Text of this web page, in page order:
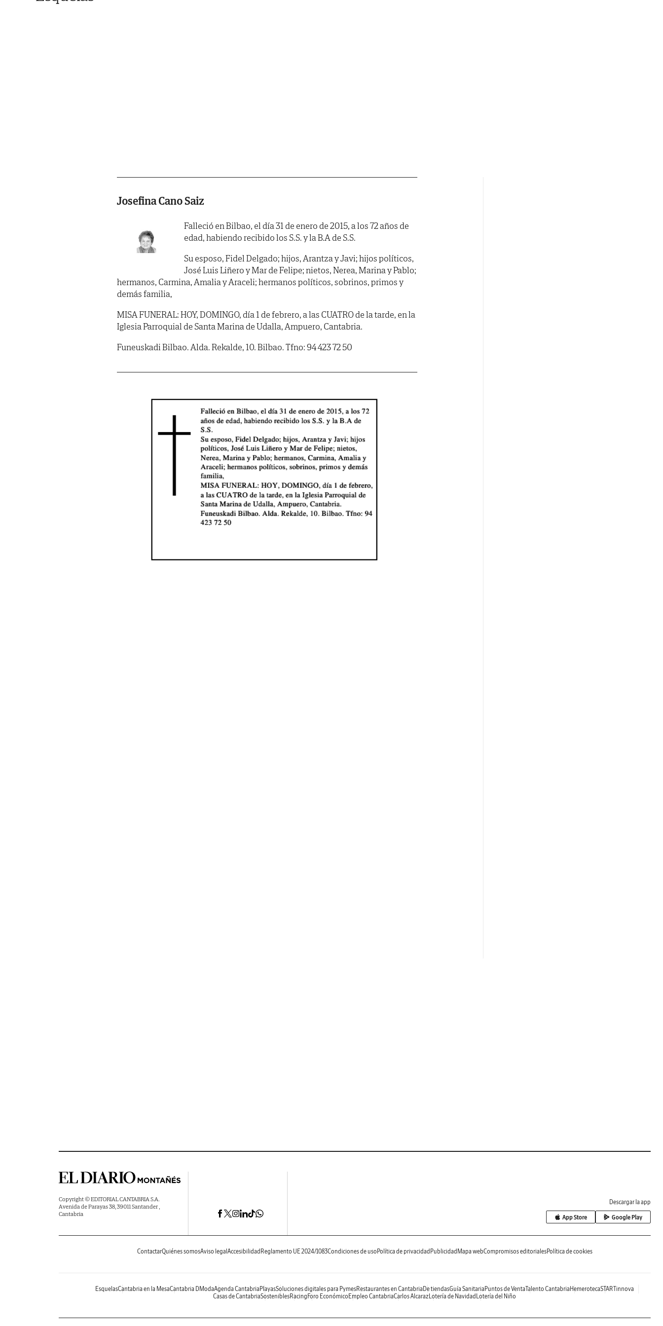
Josefina Cano Saiz
Falleció en Bilbao, el día 31 de enero de 2015, a los 72 años de
edad, habiendo recibido los S.S. y la B.A de S.S.
Su esposo, Fidel Delgado; hijos, Arantza y Javi; hijos políticos,
José Luis Liñero y Mar de Felipe; nietos, Nerea, Marina y Pablo;
hermanos, Carmina, Amalia y Araceli; hermanos políticos, sobrinos, primos y
demás familia,
MISA FUNERAL: HOY, DOMINGO, día 1 de febrero, a las CUATRO de la tarde, en la
Iglesia Parroquial de Santa Marina de Udalla, Ampuero, Cantabria.
Funeuskadi Bilbao. Alda. Rekalde, 10. Bilbao. Tfno: 94 423 72 50
Copyright © EDITORIAL CANTABRIA S.A.
Avenida de Parayas 38, 39011 Santander ,
Cantabria
Descargar la app
App Store Google Play
ContactarQuiénes somosAviso legal Accesibilidad Reglamento UE 2024/1083Condiciones de uso Política de privacidad Publicidad Mapa webCompromisos editorialesPolítica de cookies
EsquelasCantabria en la MesaCantabria DModaAgenda Cantabria PlayasSoluciones digitales para PymesRestaurantes en Cantabria De tiendasGuía Sanitaria Puntos de VentaTalento Cantabria HemerotecaSTARTinnova
Casas de CantabriaSosteniblesRacing Foro Económico Empleo CantabriaCarlos AlcarazLotería de Navidad Lotería del Niño